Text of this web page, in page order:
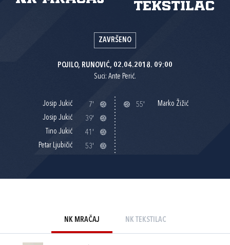
Tekstilac
ZAVRŠENO
POJILO, RUNOVIĆ, 02.04.2018. 09:00
Suci: Ante Perić.
Josip Jukić
7'
Josip Jukić
39'
Tino Jukić
41'
Petar Ljubičić
53'
55' Marko Žižić
NK MRAČAJ NK TEKSTILAC